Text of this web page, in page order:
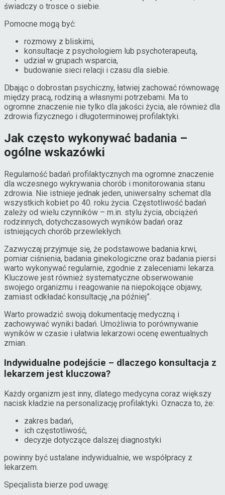
świadczy o trosce o siebie.
Pomocne mogą być:
rozmowy z bliskimi,
konsultacje z psychologiem lub psychoterapeutą,
udział w grupach wsparcia,
budowanie sieci relacji i czasu dla siebie.
Dbając o dobrostan psychiczny, łatwiej zachować równowagę
między pracą, rodziną a własnymi potrzebami. Ma to
ogromne znaczenie nie tylko dla jakości życia, ale również dla
zdrowia fizycznego i długoterminowej profilaktyki.
Jak często wykonywać badania –
ogólne wskazówki
Regularność badań profilaktycznych ma ogromne znaczenie
dla wczesnego wykrywania chorób i monitorowania stanu
zdrowia. Nie istnieje jednak jeden, uniwersalny schemat dla
wszystkich kobiet po 40. roku życia. Częstotliwość badań
zależy od wielu czynników – m.in. stylu życia, obciążeń
rodzinnych, dotychczasowych wyników badań oraz
istniejących chorób przewlekłych.
Zazwyczaj przyjmuje się, że podstawowe badania krwi,
pomiar ciśnienia, badania ginekologiczne oraz badania piersi
warto wykonywać regularnie, zgodnie z zaleceniami lekarza.
Kluczowe jest również systematyczne obserwowanie
swojego organizmu i reagowanie na niepokojące objawy,
zamiast odkładać konsultację „na później”.
Warto prowadzić swoją dokumentację medyczną i
zachowywać wyniki badań. Umożliwia to porównywanie
wyników w czasie i ułatwia lekarzowi ocenę ewentualnych
zmian.
Indywidualne podejście – dlaczego konsultacja z
lekarzem jest kluczowa?
Każdy organizm jest inny, dlatego medycyna coraz większy
nacisk kładzie na personalizację profilaktyki. Oznacza to, że:
zakres badań,
ich częstotliwość,
decyzje dotyczące dalszej diagnostyki
powinny być ustalane indywidualnie, we współpracy z
lekarzem.
Specjalista bierze pod uwagę: